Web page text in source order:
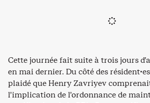
Cette journée fait suite à trois jours
en mai dernier. Du côté des
plaidé que Henry Zavriyev
l’implication de l’ordonnance de